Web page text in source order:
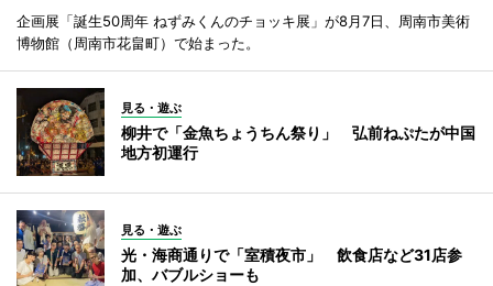
企画展「誕生50周年 ねずみくんのチョッキ展」が8月7日、周南市美術
博物館（周南市花畠町）で始まった。
見る・遊ぶ
柳井で「金魚ちょうちん祭り」 弘前ねぷたが中国
地方初運行
見る・遊ぶ
光・海商通りで「室積夜市」 飲食店など31店参
加、バブルショーも